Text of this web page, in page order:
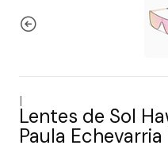
|
Lentes de Sol
Paula Echevarria